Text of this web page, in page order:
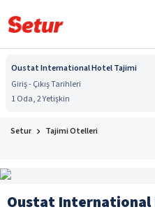
Oustat International Hotel Tajimi
Giriş - Çıkış Tarihleri
1 Oda, 2 Yetişkin
Setur Tajimi Otelleri
Oustat International